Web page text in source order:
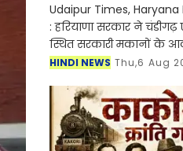
Udaipur Times, Haryana
: हरियाणा सरकार ने
स्थित सरकारी मकानों के
ऑनलाइन आवेदन आमंत्रित
https://
HINDI NEWS Thu,6 Aug